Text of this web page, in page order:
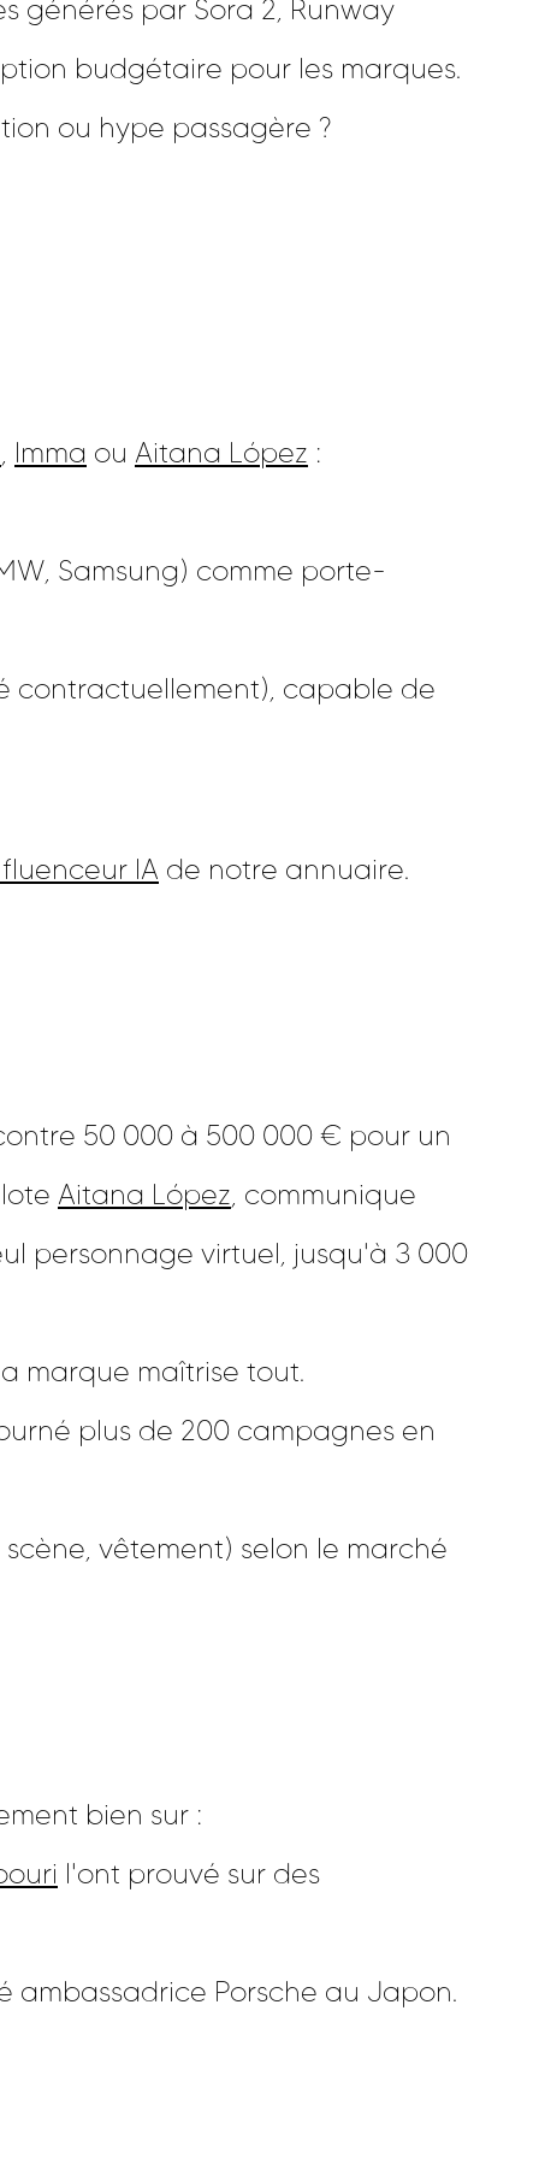
générés par Sora 2, Runway
budgétaire pour les marques.
ou hype passagère ?
, Imma ou Aitana López :
Samsung) comme porte-
contractuellement), capable de
IA de notre annuaire.
50 000 à 500 000 € pour un
Aitana López, communique
personnage virtuel, jusqu'à 3 000
marque maîtrise tout.
plus de 200 campagnes en
vêtement) selon le marché
bien sur :
l'ont prouvé sur des
ambassadrice Porsche au Japon.